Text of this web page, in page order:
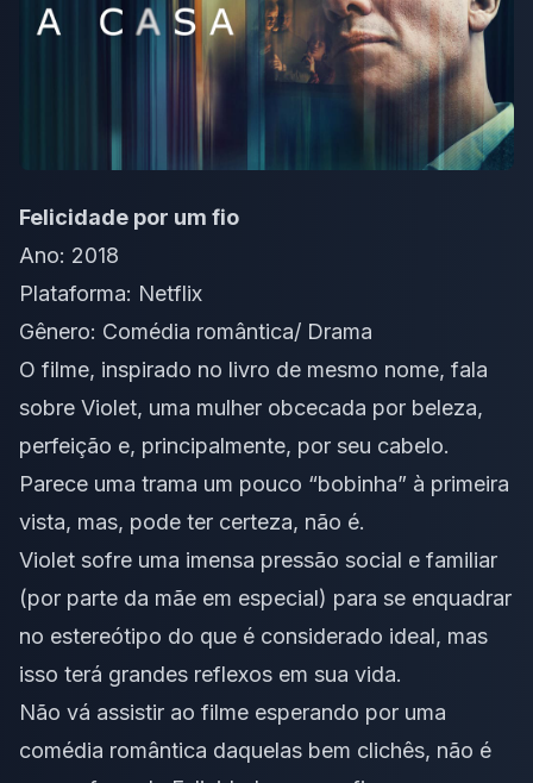
Felicidade por um fio
Ano: 2018
Plataforma: Netflix
Gênero: Comédia romântica/ Drama
O filme, inspirado no livro de mesmo nome, fala
sobre Violet, uma mulher obcecada por beleza,
perfeição e, principalmente, por seu cabelo.
Parece uma trama um pouco “bobinha” à primeira
vista, mas, pode ter certeza, não é.
Violet sofre uma imensa pressão social e familiar
(por parte da mãe em especial) para se enquadrar
no estereótipo do que é considerado ideal, mas
isso terá grandes reflexos em sua vida.
Não vá assistir ao filme esperando por uma
comédia romântica daquelas bem clichês, não é